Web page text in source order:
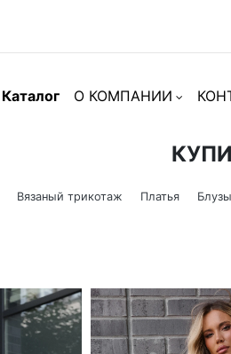
Каталог О КОМПАНИИ
Вязаный трикотаж Платья